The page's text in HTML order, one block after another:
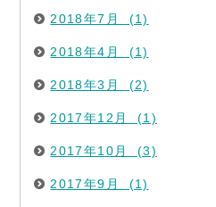
2018年7月 (1)
2018年4月 (1)
2018年3月 (2)
2017年12月 (1)
2017年10月 (3)
2017年9月 (1)